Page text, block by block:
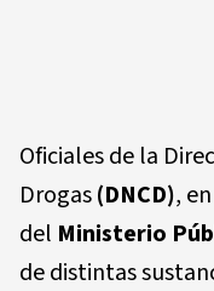
Oficiales de la
Drogas(DNCD),
del Ministerio
de distintas